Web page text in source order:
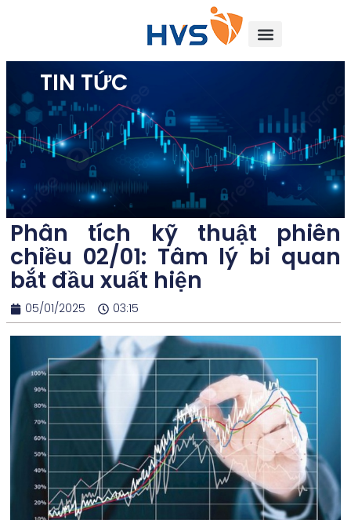
TIN TỨC
Phân tích kỹ thuật phiên
chiều 02/01: Tâm lý bi quan
bắt đầu xuất hiện
05/01/2025 03:15